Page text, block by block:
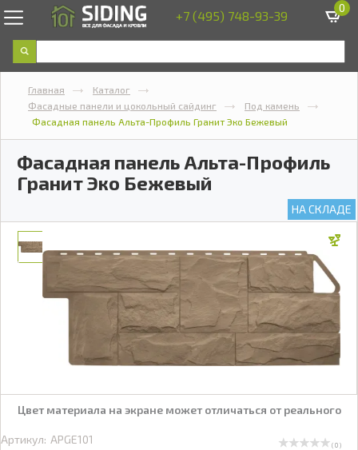
+7 (495) 748-93-39 0
Главная
Каталог
Фасадные панели и цокольный сайдинг
Под камень
Фасадная панель Альта-Профиль Гранит Эко Бежевый
Фасадная панель Альта-Профиль
Гранит Эко Бежевый
НА СКЛАДЕ
Цвет материала на экране может отличаться от реального
Артикул: APGE101 ( 0 )